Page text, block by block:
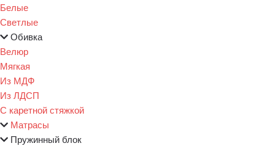
Белые
Светлые
Обивка
Велюр
Мягкая
Из МДФ
Из ЛДСП
С каретной стяжкой
Матрасы
Пружинный блок